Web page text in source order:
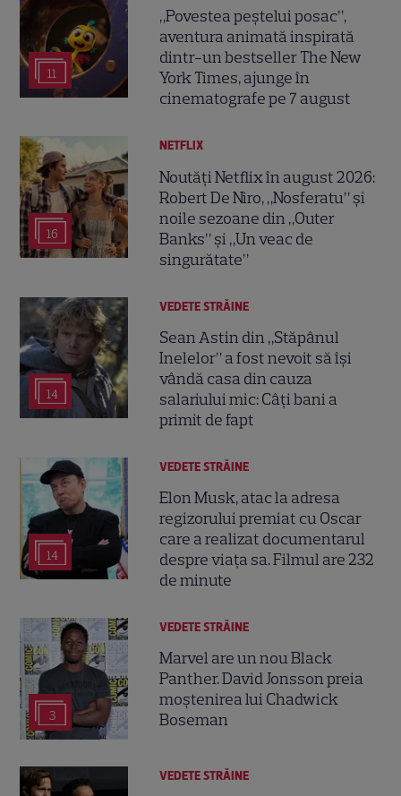
11
„Povestea peștelui posac”,
aventura animată inspirată
dintr-un bestseller The New
York Times, ajunge în
cinematografe pe 7 august
16
NETFLIX
Noutăți Netflix în august 2026:
Robert De Niro, „Nosferatu” și
noile sezoane din „Outer
Banks” și „Un veac de
singurătate”
14
VEDETE STRĂINE
Sean Astin din „Stăpânul
Inelelor” a fost nevoit să își
vândă casa din cauza
salariului mic: Câți bani a
primit de fapt
14
VEDETE STRĂINE
Elon Musk, atac la adresa
regizorului premiat cu Oscar
care a realizat documentarul
despre viața sa. Filmul are 232
de minute
3
VEDETE STRĂINE
Marvel are un nou Black
Panther. David Jonsson preia
moștenirea lui Chadwick
Boseman
VEDETE STRĂINE